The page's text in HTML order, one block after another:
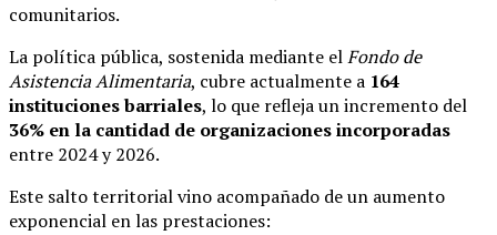
comunitarios.
La política pública, sostenida mediante elFondo de
Asistencia Alimentaria, cubre actualmente a 164
instituciones barriales, lo que refleja un incremento del
36% en la cantidad de organizaciones incorporadas
entre 2024 y 2026.
Este salto territorial vino acompañado de un aumento
exponencial en las prestaciones: